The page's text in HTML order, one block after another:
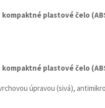
plastové čelo
plastové čelo
úpravou (sivá),